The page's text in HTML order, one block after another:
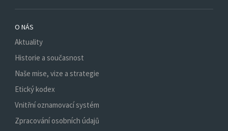
O NÁS
Aktuality
Historie a současnost
Naše mise, vize a strategie
Etický kodex
Vnitřní oznamovací systém
Zpracování osobních údajů